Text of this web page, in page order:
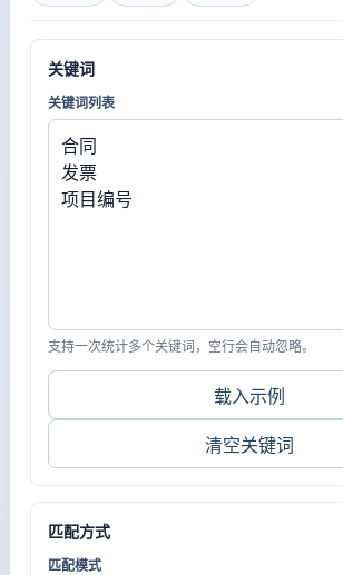
关键词
关键词列表
支持一次统计多个关键词，空行会自动忽略。
载入示例
清空关键词
匹配方式
匹配模式